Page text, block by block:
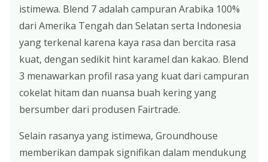
istimewa. Blend 7 adalah campuran Arabika 100%
dari Amerika Tengah dan Selatan serta Indonesia
yang terkenal karena kaya rasa dan bercita rasa
kuat, dengan sedikit hint karamel dan kakao. Blend
3 menawarkan profil rasa yang kuat dari campuran
cokelat hitam dan nuansa buah kering yang
bersumber dari produsen Fairtrade.
Selain rasanya yang istimewa, Groundhouse
memberikan dampak signifikan dalam mendukung